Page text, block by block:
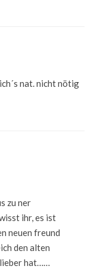
nat. nicht nötig
zu ner
ihr, es ist
neuen freund
den alten
lieber hat……